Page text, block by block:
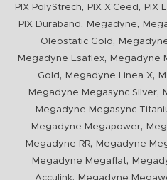
PIX PolyStrech, PIX X'Ceed , PIX
PIX Duraband , Megadyne,
Oleostatic Gold ,
Megadyne Esaflex, Megadyne
Gold , Megadyne Linea X,
Megadyne Megasync Silver,
Megadyne Megasync
Megadyne Megapower,
Megadyne RR, Megadyne
Megadyne Megaflat,
,